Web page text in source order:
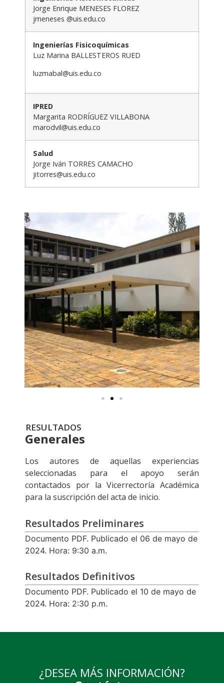
Jorge Enrique MENESES FLOREZ
jmeneses @uis.edu.co
Ingenierías Fisicoquímicas
Luz Marina BALLESTEROS RUED
luzmabal@uis.edu.co
IPRED
Margarita RODRÍGUEZ VILLABONA
marodvil@uis.edu.co
Salud
Jorge Iván TORRES CAMACHO
jitorres@uis.edu.co
RESULTADOS
Generales
Los autores de aquellas experiencias
seleccionadas para el apoyo serán
contactados por la Vicerrectoría Académica
para la suscripción del acta de inicio.
Resultados Preliminares
Documento PDF. Publicado el 06 de mayo de
2024. Hora: 9:30 a.m.
Resultados Definitivos
Documento PDF. Publicado el 10 de mayo de
2024. Hora: 2:30 p.m.
¿DESEA MÁS INFORMACIÓN?